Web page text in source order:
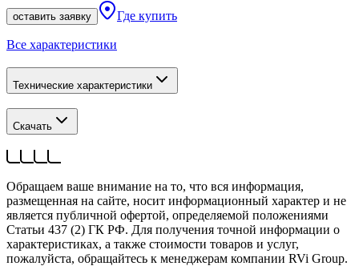
оставить заявку Где купить
Все характеристики
Технические характеристики
Скачать
Обращаем ваше внимание на то, что вся информация,
размещенная на сайте, носит информационный характер и не
является публичной офертой, определяемой положениями
Статьи 437 (2) ГК РФ. Для получения точной информации о
характеристиках, а также стоимости товаров и услуг,
пожалуйста, обращайтесь к менеджерам компании RVi Group.